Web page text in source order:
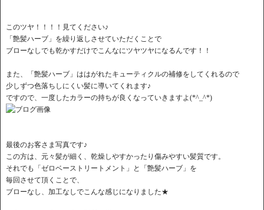
このツヤ！！！！見てください♪
「艶髪ハーブ」を繰り返しさせていただくことで
ブローなしでも乾かすだけでこんなにツヤツヤになるんです！！
また、「艶髪ハーブ」ははがれたキューティクルの補修をしてくれるので
少しずつ色落ちしにくい髪に導いてくれます♪
ですので、一度したカラーの持ちが良くなっていきますよ(*^_^*)
最後のお客さま写真です♪
この方は、元々髪が細く、乾燥しやすかったり傷みやすい髪質です。
それでも「ゼロベーストリートメント」と「艶髪ハーブ」を
毎回させて頂くことで、
ブローなし、加工なしでこんな感じになりました★